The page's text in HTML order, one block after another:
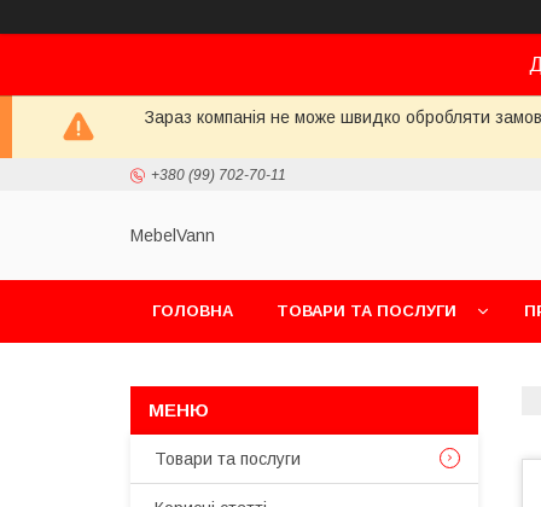
Зараз компанія не може швидко обробляти
+380 (99) 702-70-11
MebelVann
ГОЛОВНА ТОВАРИ ТА ПОСЛУГИ
Товари та послуги